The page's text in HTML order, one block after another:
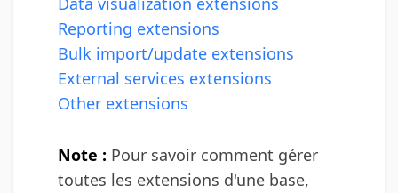
Reporting extensions
Bulk import/update extensions
External services extensions
Other extensions
Note : Pour savoir comment gérer
toutes les extensions d'une base,